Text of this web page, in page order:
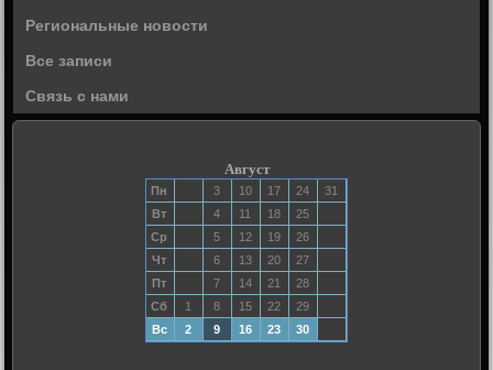
Региональные новости
Все записи
Связь с нами
Август
Пн 3 10 17 24
31
Вт
4 11 18
25
Ср
5 12 19
26
Чт
6 13 20
27
Пт
7 14 21
28
Сб
1 8 15 22
29
Вс
2 9 16 23 30